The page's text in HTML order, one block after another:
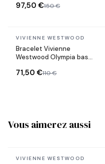
97,50 €150 €
En stock
VIVIENNE WESTWOOD
Bracelet Vivienne
Westwood Olympia bas
71,50 €110 €
Vous aimerez aussi
En stock
VIVIENNE WESTWOOD